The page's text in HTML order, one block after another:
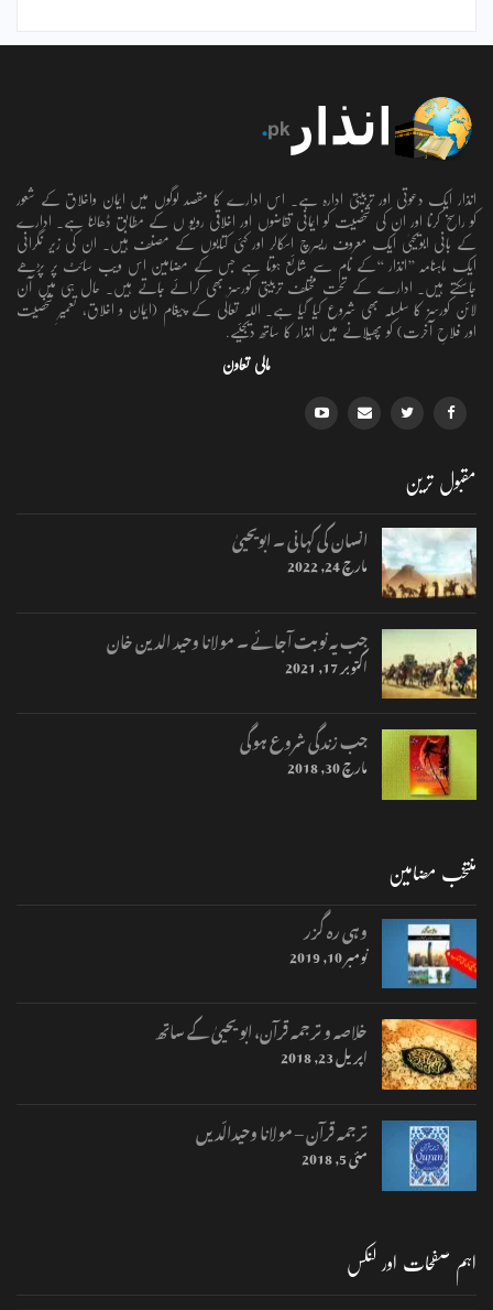
انذار ایک دعوتی اور تربیتی ادارہ ہے۔ اس ادارے کا مقصد لوگوں میں ایمان واخلاق کے شعور
کو راسخ کرنا اور ان کی شخصیت کو ایمانی تقاضوں اور اخلاقی رویو ں کے مطابق ڈھالنا ہے۔ ادارے
کے بانی ابویحییٰ ایک معروف ریسرچ اسکالر اور کئی کتابوں کے مصنف ہیں۔ ان کی زیر نگرانی
ایک ماہنامہ ’’انذار ‘‘کے نام سے شائع ہوتا ہے جس کے مضامین اس ویب سائٹ پر پڑھے
جاسکتے ہیں۔ ادارے کے تحت مختلف تربیتی کورسز بھی کرائے جاتے ہیں۔ حال ہی میں آن
لائن کورسز کا سلسلہ بھی شروع کیا گیا ہے۔ اللہ تعالٰی کے پیغام (ایمان و اخلاق، تعمیرِ شخصیت
اور فلاحِ آخرت) کو پھیلانے میں انذار کا ساتھ دیجئیے.
مالی تعاون
مقبول ترین
انسان کی کہانی ۔ ابویحییٰ
مارچ 24, 2022
جب یہ نوبت آجائے ۔ مولانا وحید الدین خان
اکتوبر 17, 2021
جب زندگی شروع ہوگی
مارچ 30, 2018
منتخب مضامین
وہی رہ گزر
نومبر 10, 2019
خلاصہ و ترجمہ قرآن، ابو یحییٰ کے ساتھ
اپریل 23, 2018
ترجمہ قرآن – مولانا وحیدالّدیں
مئی 5, 2018
اہم صفحات اور لنکس